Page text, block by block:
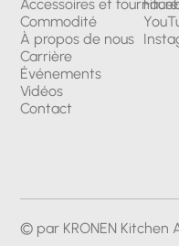
© par KRONEN Kitchen
Accessoires et
Commodité
À propos de nous
Carrière
Événements
Vidéos
Contact